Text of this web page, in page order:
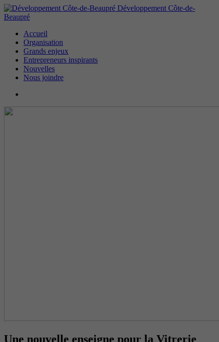
Développement Côte-de-
Beaupré
Accueil
Organisation
Grands enjeux
Entrepreneurs inspirants
Nouvelles
Nous joindre
Une nouvelle enseigne pour la Vitrerie